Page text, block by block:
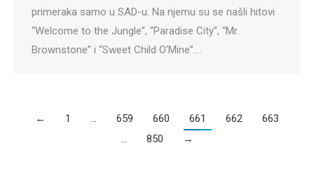
primeraka samo u SAD-u. Na njemu su se našli hitovi
“Welcome to the Jungle”, “Paradise City”, “Mr.
Brownstone” i “Sweet Child O’Mine”.…
← 1 … 659 660 661 662
663
…
850 →